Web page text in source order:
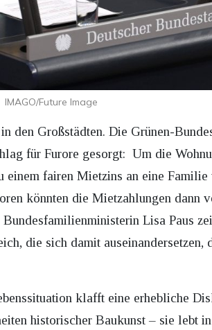
IMAGO/Future Image
den Großstädten. Die Grünen-
für Furore gesorgt: Um die
fairen Mietzins an eine Familie
könnten die Mietzahlungen dann
Lisa Paus
die sich damit auseinandersetzen,
klafft eine erhebliche
historischer Baukunst – sie lebt